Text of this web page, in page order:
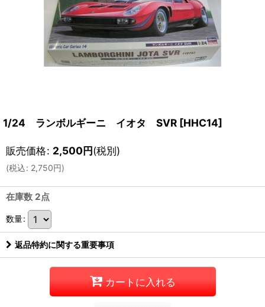
1/24 ランボルギーニ イオタ SVR [HHC14]
販売価格: 2,500円(税別)
(税込: 2,750円)
在庫数 2点
数量:
返品特約に関する重要事項
カートに入れる